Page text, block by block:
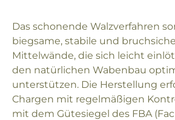
Das schonende Walzverfahren
biegsame, stabile und
Mittelwände, die sich leicht
den natürlichen Wabenbau
unterstützen. Die Herstellung
Chargen mit regelmäßigen
mit dem Gütesiegel des FBA